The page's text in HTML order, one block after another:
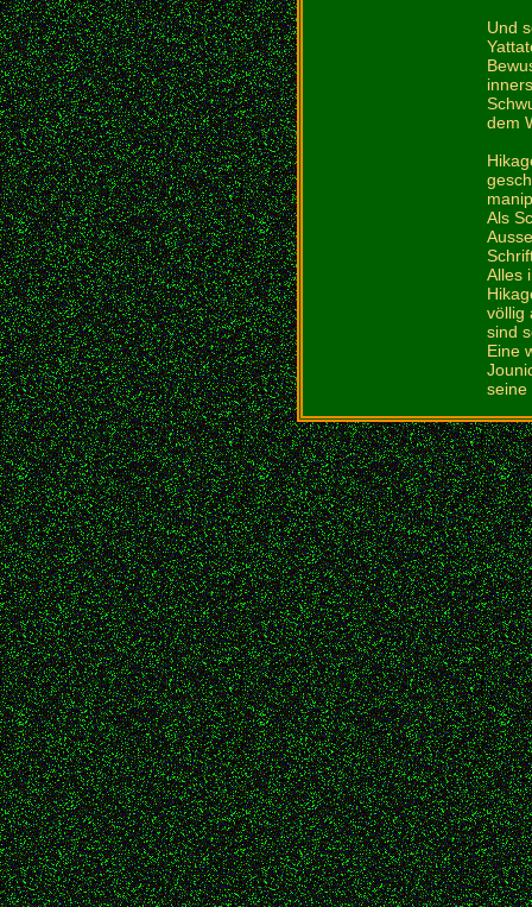
Und
dem
Als
Alles
völlig
sind
Eine
seine